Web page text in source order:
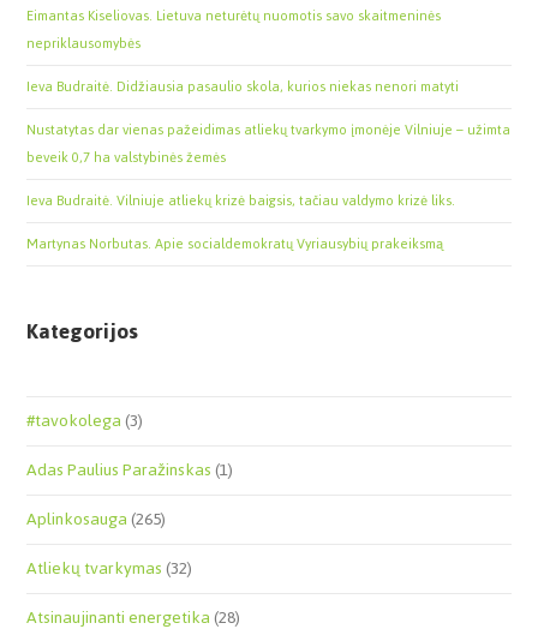
Eimantas Kiseliovas. Lietuva neturėtų nuomotis savo skaitmeninės
nepriklausomybės
Ieva Budraitė. Didžiausia pasaulio skola, kurios niekas nenori matyti
Nustatytas dar vienas pažeidimas atliekų tvarkymo įmonėje Vilniuje – užimta
beveik 0,7 ha valstybinės žemės
Ieva Budraitė. Vilniuje atliekų krizė baigsis, tačiau valdymo krizė liks.
Martynas Norbutas. Apie socialdemokratų Vyriausybių prakeiksmą
Kategorijos
#tavokolega(3)
Adas Paulius Paražinskas(1)
Aplinkosauga(265)
Atliekų tvarkymas(32)
Atsinaujinanti energetika(28)